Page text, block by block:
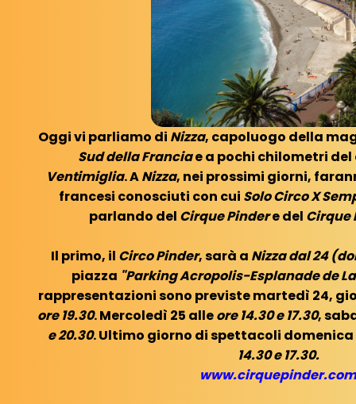
Oggi vi parliamo di Nizza, capoluogo della
Sud della Franciae a pochi chilometri
Ventimiglia. ANizza, nei prossimi giorni,
francesi conosciuti con cui Solo Circo X
parlando del Cirque Pindere del Cirque
Il primo, il Circo Pinder, sarà a Nizza dal 24
piazza "Parking Acropolis-Esplanade de
rappresentazioni sono previste martedì 24,
ore 19.30. Mercoledì 25 alleore 14.30 e 17.30,
e 20.30. Ultimo giorno di spettacoli
14.30 e 17.30.